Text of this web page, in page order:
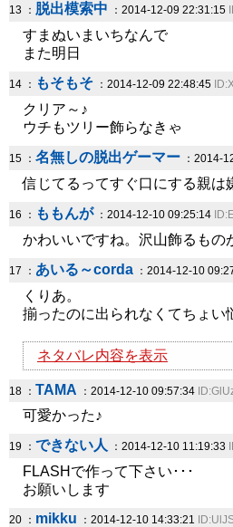
13 ： 脱出模索中 ：2014-12-09 22:31:15
すまぬいまいちなんで
また明日
14 ： もそもそ ：2014-12-09 22:48:45
クリア～♪
ウチもツリー飾らなきゃ
15 ： 名無しの脱出ゲーマー ：2014-
信じてるってすぐ口にする親は
16 ： ももんが：2014-12-10 09:25:14
かわいいですね。沢山飾るもの
17 ： あいる～corda ：2014-12-10
くりあ。
揃ったのに出られなくてちょい
ネタバレ内容を表示
18 ： TAMA ：2014-12-10 09:57:34
可愛かった♪
19 ： できない人 ：2014-12-10 11:19:33
FLASHで作って下さい･･･
お願いします
20 ： mikku ：2014-12-10 14:33:21